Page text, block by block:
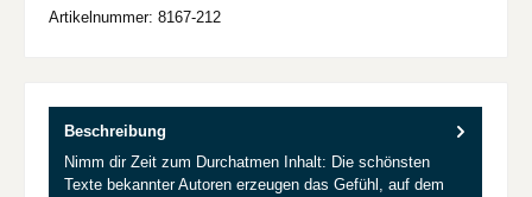
Artikelnummer: 8167-212
Beschreibung
Nimm dir Zeit zum Durchatmen Inhalt: Die schönsten
Texte bekannter Autoren erzeugen das Gefühl, auf dem